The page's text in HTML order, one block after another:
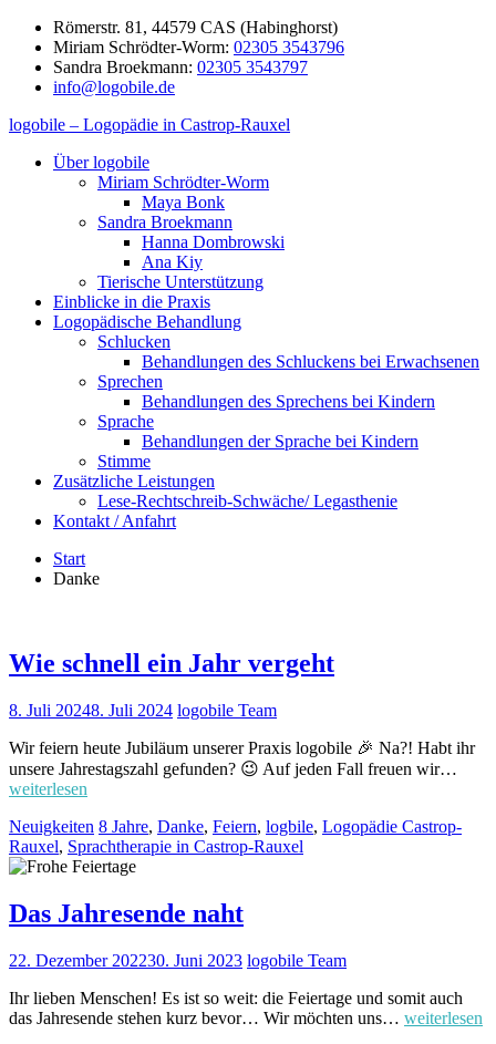
Zum
Inhalt
springen
Römerstr. 81, 44579 CAS (Habinghorst)
Miriam Schrödter-Worm: 02305 3543796
Sandra Broekmann: 02305 3543797
info@logobile.de
logobile – Logopädie in Castrop-Rauxel
logobile
logopädische
Praxisgemeinschaft
Über logobile
Miriam Schrödter-Worm
Maya Bonk
Sandra Broekmann
Hanna Dombrowski
Ana Kiy
Tierische Unterstützung
Einblicke in die Praxis
Logopädische Behandlung
Schlucken
Behandlungen des Schluckens bei Erwachsenen
Sprechen
Behandlungen des Sprechens bei Kindern
Sprache
Behandlungen der Sprache bei Kindern
Stimme
Zusätzliche Leistungen
Lese-Rechtschreib-Schwäche/ Legasthenie
Kontakt / Anfahrt
Start
Danke
Wie schnell ein Jahr vergeht
8. Juli 20248. Juli 2024 logobile Team
Wir feiern heute Jubiläum unserer Praxis logobile 🎉 Na?! Habt ihr
unsere Jahrestagszahl gefunden? 😉 Auf jeden Fall freuen wir…
weiterlesen
Neuigkeiten 8 Jahre, Danke, Feiern, logbile, Logopädie Castrop-
Rauxel, Sprachtherapie in Castrop-Rauxel
Das Jahresende naht
22. Dezember 202230. Juni 2023 logobile Team
Ihr lieben Menschen! Es ist so weit: die Feiertage und somit auch
das Jahresende stehen kurz bevor… Wir möchten uns… weiterlesen